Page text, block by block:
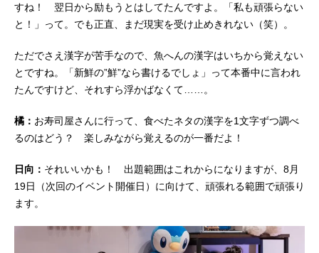
すね！ 翌日から励もうとはしてたんですよ。「私も頑張らない
と！」って。でも正直、まだ現実を受け止めきれない（笑）。
ただでさえ漢字が苦手なので、魚へんの漢字はいちから覚えない
とですね。「新鮮の”鮮”なら書けるでしょ」って本番中に言われ
たんですけど、それすら浮かばなくて……。
橘： お寿司屋さんに行って、食べたネタの漢字を1文字ずつ調べ
るのはどう？ 楽しみながら覚えるのが一番だよ！
日向： それいいかも！ 出題範囲はこれからになりますが、8月
19日（次回のイベント開催日）に向けて、頑張れる範囲で頑張り
ます。